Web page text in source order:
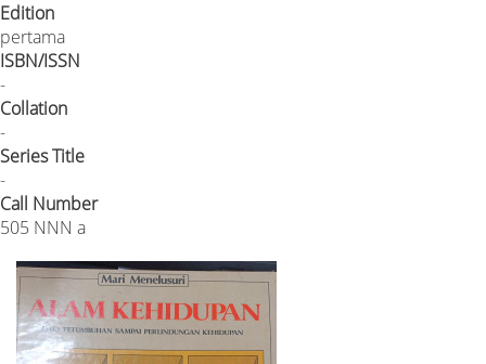
Edition
pertama
ISBN/ISSN
-
Collation
-
Series Title
-
Call Number
505 NNN a